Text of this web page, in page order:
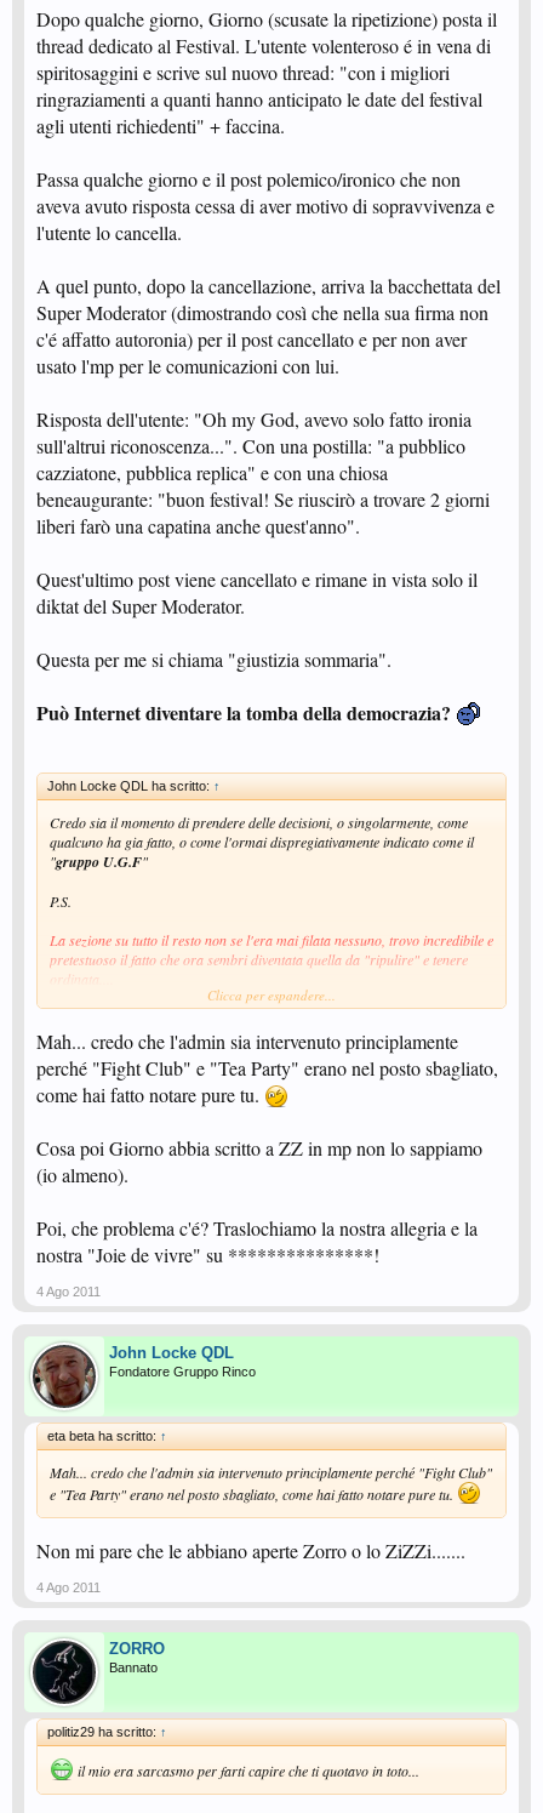
Dopo qualche giorno, Giorno (scusate la ripetizione) posta il
thread dedicato al Festival. L'utente volenteroso é in vena di
spiritosaggini e scrive sul nuovo thread: "con i migliori
ringraziamenti a quanti hanno anticipato le date del festival
agli utenti richiedenti" + faccina.
Passa qualche giorno e il post polemico/ironico che non
aveva avuto risposta cessa di aver motivo di sopravvivenza e
l'utente lo cancella.
A quel punto, dopo la cancellazione, arriva la bacchettata del
Super Moderator (dimostrando così che nella sua firma non
c'é affatto autoronia) per il post cancellato e per non aver
usato l'mp per le comunicazioni con lui.
Risposta dell'utente: "Oh my God, avevo solo fatto ironia
sull'altrui riconoscenza...". Con una postilla: "a pubblico
cazziatone, pubblica replica" e con una chiosa
beneaugurante: "buon festival! Se riuscirò a trovare 2 giorni
liberi farò una capatina anche quest'anno".
Quest'ultimo post viene cancellato e rimane in vista solo il
diktat del Super Moderator.
Questa per me si chiama "giustizia sommaria".
Può Internet diventare la tomba della democrazia?
John Locke QDL ha scritto: ↑
Credo sia il momento di prendere delle decisioni, o singolarmente, come
qualcuno ha gia fatto, o come l'ormai dispregiativamente indicato come il
"gruppo U.G.F"
P.S.
La sezione su tutto il resto non se l'era mai filata nessuno, trovo incredibile e
pretestuoso il fatto che ora sembri diventata quella da "ripulire" e tenere
ordinata....
mi autoquoto citando un post al quale non ho avuto le sperate risposte
Clicca per espandere...
Mah... credo che l'admin sia intervenuto principlamente
perché "Fight Club" e "Tea Party" erano nel posto sbagliato,
come hai fatto notare pure tu.
Cosa poi Giorno abbia scritto a ZZ in mp non lo sappiamo
(io almeno).
Poi, che problema c'é? Traslochiamo la nostra allegria e la
nostra "Joie de vivre" su ***************!
4 Ago 2011
John Locke QDL
Fondatore Gruppo Rinco
eta beta ha scritto: ↑
Mah... credo che l'admin sia intervenuto principlamente perché "Fight Club"
e "Tea Party" erano nel posto sbagliato, come hai fatto notare pure tu.
Non mi pare che le abbiano aperte Zorro o lo ZiZZi.......
4 Ago 2011
ZORRO
Bannato
politiz29 ha scritto: ↑
il mio era sarcasmo per farti capire che ti quotavo in toto...